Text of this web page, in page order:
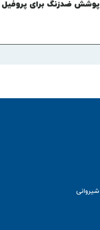
پوشش ضدزنگ برای پروفیل
شیروانی